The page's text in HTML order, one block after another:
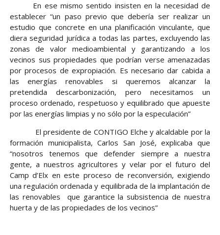
En ese mismo sentido insisten en la necesidad de
establecer “un paso previo que debería ser realizar un
estudio que concrete en una planificación vinculante, que
diera seguridad jurídica a todas las partes, excluyendo las
zonas de valor medioambiental y garantizando a los
vecinos sus propiedades que podrían verse amenazadas
por procesos de expropiación. Es necesario dar cabida a
las energías renovables si queremos alcanzar la
pretendida descarbonización, pero necesitamos un
proceso ordenado, respetuoso y equilibrado que apueste
por las energías limpias y no sólo por la especulación”
El presidente de CONTIGO Elche y alcaldable por la
formación municipalista, Carlos San José, explicaba que
“nosotros tenemos que defender siempre a nuestra
gente, a nuestros agricultores y velar por el futuro del
Camp d’Elx en este proceso de reconversión, exigiendo
una regulación ordenada y equilibrada de la implantación de
las renovables
que garantice la subsistencia de nuestra
huerta y de las propiedades de los vecinos”